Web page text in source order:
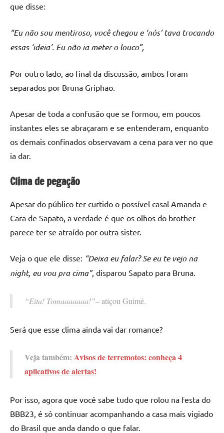
que disse:
“Eu não sou mentiroso, você chegou e ‘nós’ tava trocando
essas ‘ideia’. Eu não ia meter o louco”,
Por outro lado, ao final da discussão, ambos foram
separados por Bruna Griphao.
Apesar de toda a confusão que se formou, em poucos
instantes eles se abraçaram e se entenderam, enquanto
os demais confinados observavam a cena para ver no que
ia dar.
Clima de pegação
Apesar do público ter curtido o possível casal Amanda e
Cara de Sapato, a verdade é que os olhos do brother
parece ter se atraído por outra sister.
Veja o que ele disse: “Deixa eu falar? Se eu te vejo na
night, eu vou pra cima”, disparou Sapato para Bruna.
“Eita! Tomaaaaaaa!”– atiçou Guimê.
Será que esse clima ainda vai dar romance?
Veja também: Avisos de terremotos: conheça 4
aplicativos de alertas!
Por isso, agora que você sabe tudo que rolou na festa do
BBB23, é só continuar acompanhando a casa mais vigiado
do Brasil que anda dando o que falar.